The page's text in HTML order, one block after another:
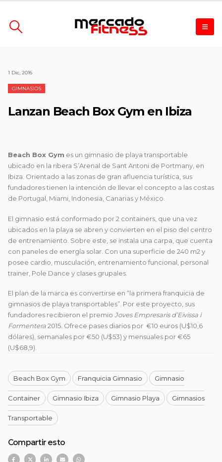
1 Dic, 2016
GIMNASIOS
Lanzan Beach Box Gym en Ibiza
Beach Box Gym es un gimnasio de playa transportable
ubicado en la ribera S’Arenal de Sant Antoni de Portmany, en
Ibiza. Orientado a las zonas de gran afluencia turística, sus
fundadores tienen la intención de llevar el concepto a las costas
de Portugal, Miami, Indonesia, Canarias y México.
El gimnasio está conformado por 2 containers, que una vez
ubicados en la playa se abren y convierten en el piso del centro
de entrenamiento. Sobre este, se instala una carpa, que cuenta
con paneles de energía solar. Con una superficie de 240 m2 y
posee cardio, musculación, entrenamiento funcional, personal
trainer, Pole Dance y clases grupales.
El plan de la marca es convertirse en “la primera franquicia de
gimnasios de playa transportables”. Por este proyecto, sus
fundadores recibieron el premio Joves Empresaris d’Eivissa i
Formentera2015. Ofrece pases diarios por €10 euros (U$10,6
dólares), semanales por €50 (U$53) y mensuales por €65
(U$68,9).
Beach Box Gym Franquicia Gimnasio Gimnasio
Container Gimnasio Ibiza Gimnasio Playa Gimnasios
Transportable
Compartir esto